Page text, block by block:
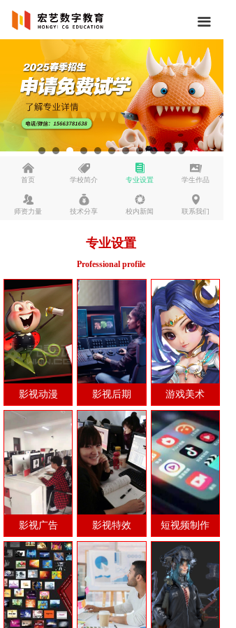
낀
首页
뀄
学校简介
뀴
专业设置
끡
学生作品
뀡
师资力量
낐
技术分享
넆
校内新闻
넹
联系我们
끀
专业设置
Professional profile
影视动漫 影视后期 游戏美术
影视广告 影视特效 短视频制作